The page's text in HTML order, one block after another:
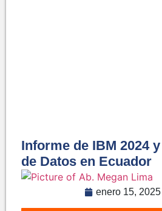
Informe de IBM 2024
de Datos en Ecuador
enero 15, 2025